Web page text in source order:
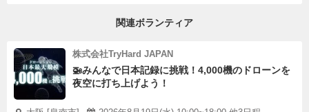
関連ボランティア
株式会社TryHard JAPAN
🚁みんなで日本記録に挑戦！4,000機のドローンを
夜空に打ち上げよう！